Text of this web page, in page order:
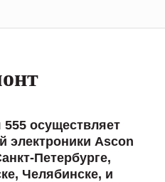
осуществляет
Ascon
Петербурге,
Челябинске, и